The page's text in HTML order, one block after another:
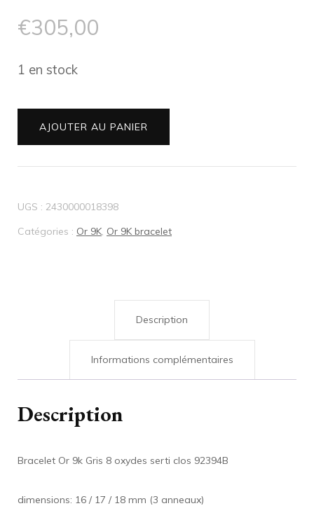
€305,00
1 en stock
quantité
Bracelet
9k
Gris
AJOUTER AU PANIER
UGS : 2430000018398
Catégories : Or 9K, Or 9K bracelet
Description
Informations complémentaires
Description
Bracelet Or 9k Gris 8 oxydes serti clos 92394B
dimensions: 16 / 17 / 18 mm (3 anneaux)